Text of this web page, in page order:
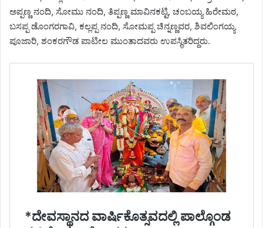
ಅಪ್ಪಣ್ಣ ನಂದಿ, ಸೋಮು ನಂದಿ, ತಿಪ್ಪಣ್ಣ ಮಾವಿನಕಟ್ಟಿ, ಚಂಬಯ್ಯ ಹಿರೇಮಠ,
ಬಸಪ್ಪ ಡೊಂಗರಗಾವಿ, ಕಲ್ಲಪ್ಪ ನಂದಿ, ಸೋಮಪ್ಪ ಚಿನ್ನಣ್ಣವರ, ಶಿವಲಿಂಗಯ್ಯ
ಪೂಜಾರಿ, ಶಂಕರಗೌಡ ಪಾಟೀಲ ಮುಂತಾದವರು ಉಪಸ್ಥಿತರಿದ್ದರು.